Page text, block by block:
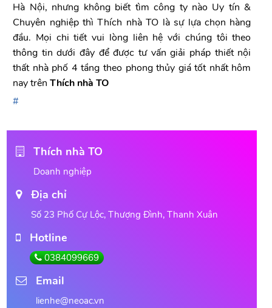
Hà Nội, nhưng không biết tìm công ty nào Uy tín &
Chuyên nghiệp thì Thích nhà TO là sự lựa chọn hàng
đầu. Mọi chi tiết vui lòng liên hệ với chúng tôi theo
thông tin dưới đây để được tư vấn giải pháp thiết nội
thất nhà phố 4 tầng theo phong thủy giá tốt nhất hôm
nay trênThích nhà TO
Thích nhà TO
Doanh nghiệp
Địa chỉ
Số 23 Phố Cự Lộc, Thượng Đình, Thanh Xuân
Hotline
0384099669
Email
lienhe@neoac.vn